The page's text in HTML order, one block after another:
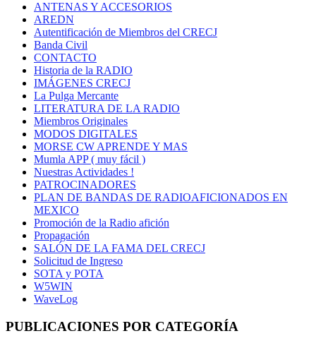
ANTENAS Y ACCESORIOS
AREDN
Autentificación de Miembros del CRECJ
Banda Civil
CONTACTO
Historia de la RADIO
IMÁGENES CRECJ
La Pulga Mercante
LITERATURA DE LA RADIO
Miembros Originales
MODOS DIGITALES
MORSE CW APRENDE Y MAS
Mumla APP ( muy fácil )
Nuestras Actividades !
PATROCINADORES
PLAN DE BANDAS DE RADIOAFICIONADOS EN
MEXICO
Promoción de la Radio afición
Propagación
SALÓN DE LA FAMA DEL CRECJ
Solicitud de Ingreso
SOTA y POTA
W5WIN
WaveLog
PUBLICACIONES POR CATEGORÍA